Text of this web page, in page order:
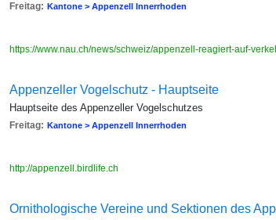
Freitag: Kantone > Appenzell Innerrhoden
https://www.nau.ch/news/schweiz/appenzell-reagiert-auf-
Appenzeller Vogelschutz - Hauptseite
Hauptseite des Appenzeller Vogelschutzes
Freitag: Kantone > Appenzell Innerrhoden
http://appenzell.birdlife.ch
Ornithologische Vereine und Sektionen des